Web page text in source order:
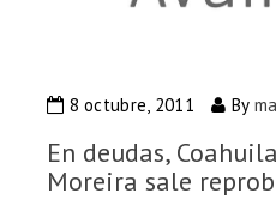
8 octubre, 2011 By
En deudas,
Moreira sale